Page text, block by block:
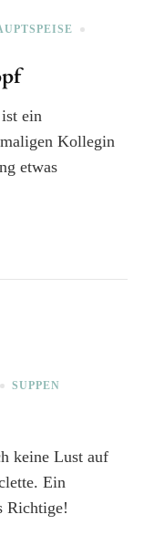
ein
Kollegin
etwas
SUPPEN
keine Lust auf
Ein
Richtige!